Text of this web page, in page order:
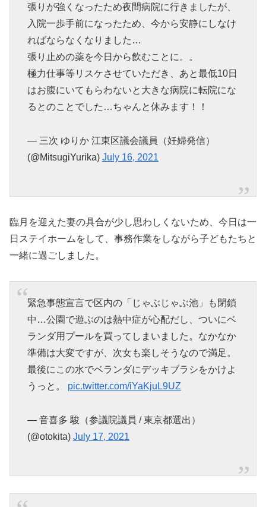
張りが強くなったため夜間病院に行きましたが、
入院一歩手前になったため、今から安静にしなけ
ればならなくなりました…
張り止めの薬を今日から飲むことに。。
極力仕事等リスケさせていただき、あと最低10日
はお腹にいてもらわないと大きな病院に転院にな
るとのことでした…ちゃんと休みます！！
— 三次 ゆりか 江東区議会議員（妊婦発信）
(@MitsugiYurika) July 16, 2021
臨月を迎えた妻の具合が少し思わしくないため、今日は一
日ステイホームをして、事務作業をしながら子どもたちと
一緒に過ごしました。
緊急事態宣言で区内の「じゃぶじゃぶ池」も閉鎖
中…公園で遊ぶのは熱中症が心配だし、ついにベ
ランダ用プールを買ってしまいました。なかなか
準備は大変ですが、次女も楽しそうなので満足。
最後にこの水でベランダにデッキブラシをかけよ
うっと。 pic.twitter.com/iYaKjuL9UZ
— 音喜多 駿（参議院議員 / 東京都選出）
(@otokita) July 17, 2021